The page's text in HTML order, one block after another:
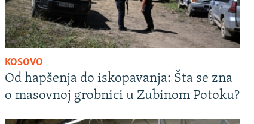
KOSOVO
Od hapšenja do iskopavanja: Šta se zna
o masovnoj grobnici u Zubinom Potoku?